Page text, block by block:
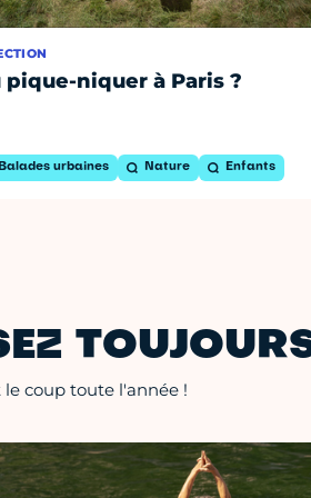
pique-niquer à Paris ?
Balades urbaines Nature Enfants
coup toute l'année !